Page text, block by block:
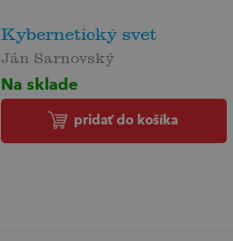
Kybernetický svet
Ján Sarnovský
Na sklade
pridať do košíka